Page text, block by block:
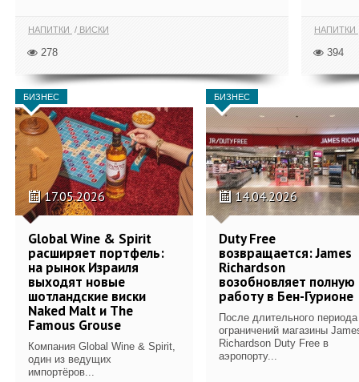
НАПИТКИ ВИСКИ
278
НАПИТКИ
394
БИЗНЕС
17.05.2026
Global Wine & Spirit
расширяет портфель:
на рынок Израиля
выходят новые
шотландские виски
Naked Malt и The
Famous Grouse
Компания Global Wine & Spirit,
один из ведущих
импортёров...
БИЗНЕС
14.04.2026
Duty Free
возвращается: James
Richardson
возобновляет полную
работу в Бен-Гурионе
После длительного периода
ограничений магазины
Richardson Duty Free в
аэропорту...